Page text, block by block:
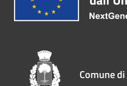
Comune